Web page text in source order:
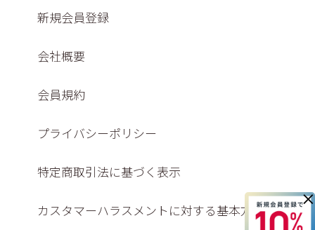
×
新規会員登録
会社概要
会員規約
プライバシーポリシー
特定商取引法に基づく表示
カスタマーハラスメントに対する基本方針